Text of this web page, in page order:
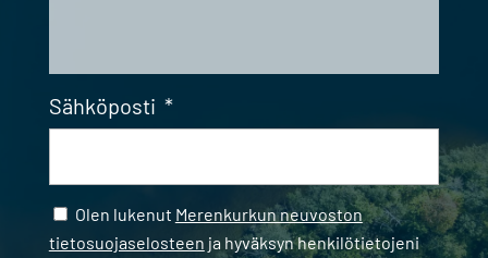
Sähköposti *
Samtycke *
Olen lukenut Merenkurkun neuvoston
tietosuojaselosteen ja hyväksyn henkilötietojeni